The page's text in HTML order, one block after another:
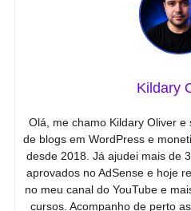
Kildary
Olá, me chamo Kildary Oliver
de blogs em WordPress e
desde 2018. Já ajudei mais de
aprovados no AdSense e hoje
no meu canal do YouTube e
cursos. Acompanho de perto